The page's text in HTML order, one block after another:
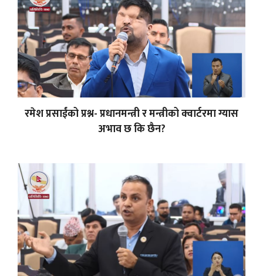
रमेश प्रसाईंको प्रश्न- प्रधानमन्त्री र मन्त्रीको क्वार्टरमा ग्यास
अभाव छ कि छैन?